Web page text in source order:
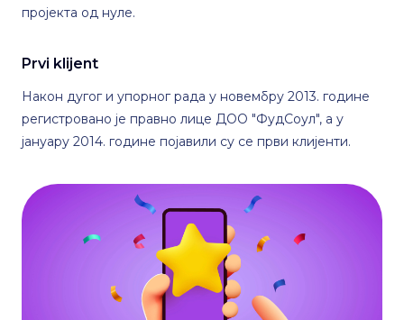
пројекта од нуле.
Prvi klijent
Након дугог и упорног рада у новембру 2013. године
регистровано је правно лице ДОО "ФудСоул", а у
јануару 2014. године појавили су се први клијенти.